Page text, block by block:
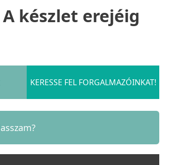
készlet erejéig
KERESSE FEL FORGALMAZÓINKAT!